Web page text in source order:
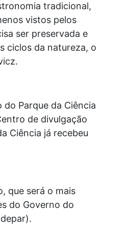
tradicional,
vistos pelos
ser preservada e
ciclos da natureza, o
Parque da Ciência
de divulgação
Ciência já recebeu
que será o mais
do Governo do